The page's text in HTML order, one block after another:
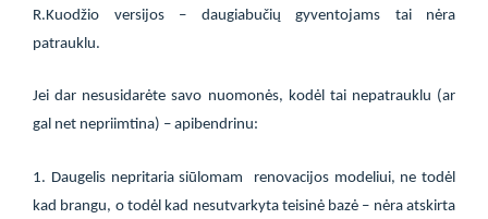
R.Kuodžio versijos – daugiabučių gyventojams tai nėra
patrauklu.
Jei dar nesusidarėte savo nuomonės, kodėl tai nepatrauklu (ar
gal net nepriimtina) – apibendrinu:
1. Daugelis nepritaria siūlomam
renovacijos modeliui, ne todėl
kad brangu, o todėl kad nesutvarkyta teisinė bazė – nėra atskirta